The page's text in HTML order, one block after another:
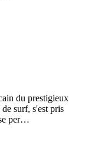
du prestigieux
surf, s'est pris
per…